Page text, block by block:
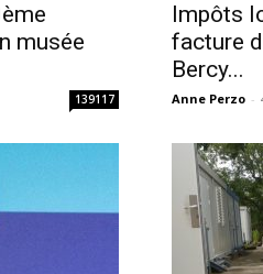
musée
139117
Impôts
facture
Bercy...
Anne Perzo -